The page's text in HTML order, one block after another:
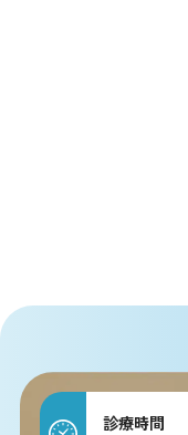
診療時間